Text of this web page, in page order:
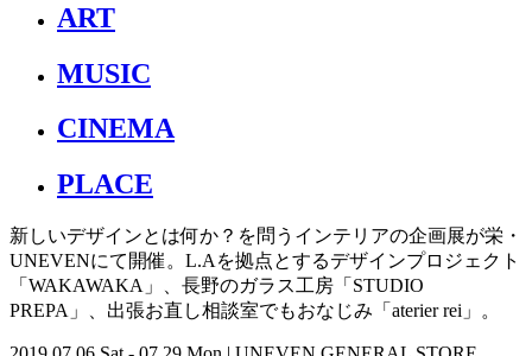
ART
MUSIC
CINEMA
PLACE
新しいデザインとは何か？を問うインテリアの企画展が栄・
UNEVENにて開催。L.Aを拠点とするデザインプロジェクト
「WAKAWAKA」、長野のガラス工房「STUDIO
PREPA」、出張お直し相談室でもおなじみ「aterier rei」。